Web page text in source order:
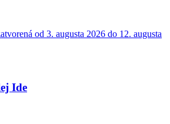
od 3. augusta 2026 do 12. augusta
Ide